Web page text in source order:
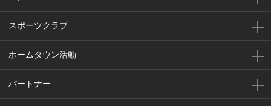
スポーツクラブ
ホームタウン活動
パートナー